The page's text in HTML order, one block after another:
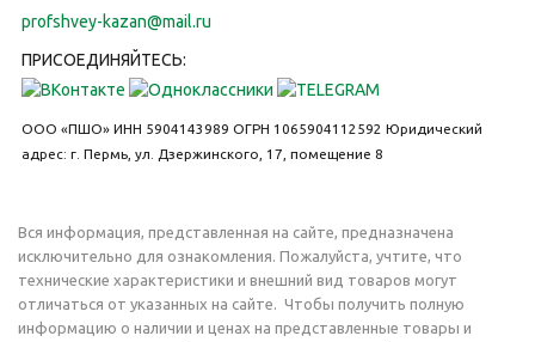
profshvey-kazan@mail.ru
ПРИСОЕДИНЯЙТЕСЬ:
ООО «ПШО» ИНН 5904143989 ОГРН 1065904112592 Юридический
адрес: г. Пермь, ул. Дзержинского, 17, помещение 8
Вся информация, представленная на сайте, предназначена
исключительно для ознакомления. Пожалуйста, учтите, что
технические характеристики и внешний вид товаров могут
отличаться от указанных на сайте. Чтобы получить полную
информацию о наличии и ценах на представленные товары и